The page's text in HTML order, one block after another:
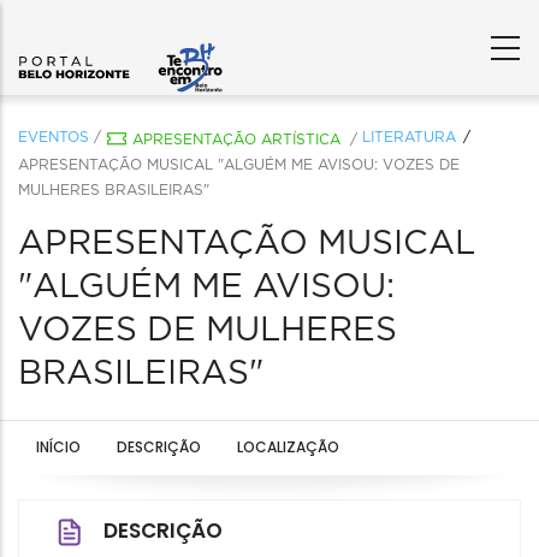
EVENTOS / APRESENTAÇÃO ARTÍSTICA /
LITERATURA
APRESENTAÇÃO MUSICAL "ALGUÉM ME AVISOU: VOZES DE
MULHERES BRASILEIRAS"
APRESENTAÇÃO MUSICAL
"ALGUÉM ME AVISOU:
VOZES DE MULHERES
BRASILEIRAS"
INÍCIO DESCRIÇÃO LOCALIZAÇÃO
DESCRIÇÃO